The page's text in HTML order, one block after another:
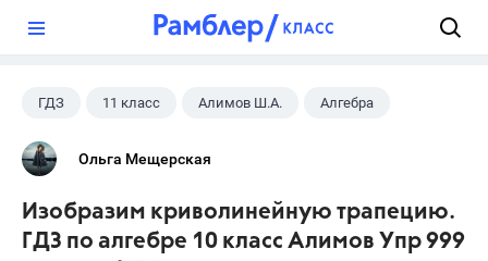
ГДЗ 11 класс Алимов Ш.А. Алгебра
Ольга Мещерская
Изобразим криволинейную трапецию.
ГДЗ по алгебре 10 класс Алимов Упр 999